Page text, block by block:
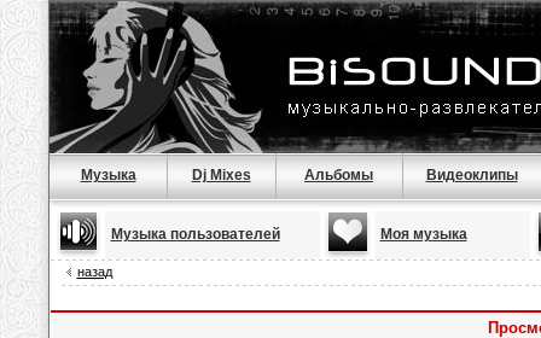
Музыка Dj Mixes Альбомы Видеоклипы
Музыка пользователей Моя музыка
назад